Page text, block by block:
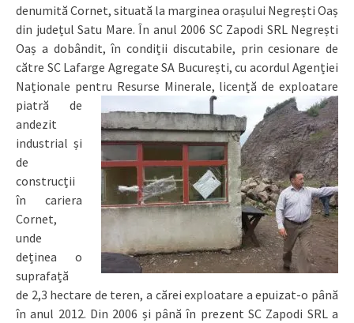
denumită Cornet, situată la marginea orașului Negrești Oaș
din județul Satu Mare. În anul 2006 SC Zapodi SRL Negrești
Oaș a dobândit, în condiții discutabile, prin cesionare de
către SC Lafarge Agregate SA București, cu acordul Agenției
Naționale pentru Resurse Minerale, licență de exploatare
piatră de
andezit
industrial și
de
construcții
în cariera
Cornet,
unde
deținea o
suprafață
de 2,3 hectare de teren, a cărei exploatare a epuizat-o până
în anul 2012. Din 2006 și până în prezent SC Zapodi SRL a